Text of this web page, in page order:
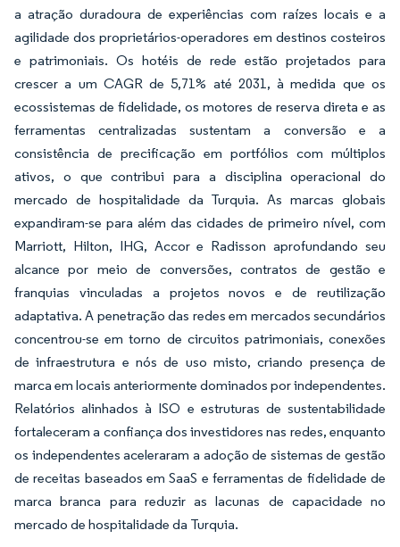
a atração duradoura de experiências com raízes locais e a
agilidade dos proprietários-operadores em destinos costeiros
e patrimoniais. Os hotéis de rede estão projetados para
crescer a um CAGR de 5,71% até 2031, à medida que os
ecossistemas de fidelidade, os motores de reserva direta e as
ferramentas centralizadas sustentam a conversão e a
consistência de precificação em portfólios com múltiplos
ativos, o que contribui para a disciplina operacional do
mercado de hospitalidade da Turquia. As marcas globais
expandiram-se para além das cidades de primeiro nível, com
Marriott, Hilton, IHG, Accor e Radisson aprofundando seu
alcance por meio de conversões, contratos de gestão e
franquias vinculadas a projetos novos e de reutilização
adaptativa. A penetração das redes em mercados secundários
concentrou-se em torno de circuitos patrimoniais, conexões
de infraestrutura e nós de uso misto, criando presença de
marca em locais anteriormente dominados por independentes.
Relatórios alinhados à ISO e estruturas de sustentabilidade
fortaleceram a confiança dos investidores nas redes, enquanto
os independentes aceleraram a adoção de sistemas de gestão
de receitas baseados em SaaS e ferramentas de fidelidade de
marca branca para reduzir as lacunas de capacidade no
mercado de hospitalidade da Turquia.